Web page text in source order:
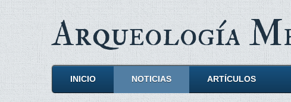
Arqueología
INICIO NOTICIAS ARTÍCULOS